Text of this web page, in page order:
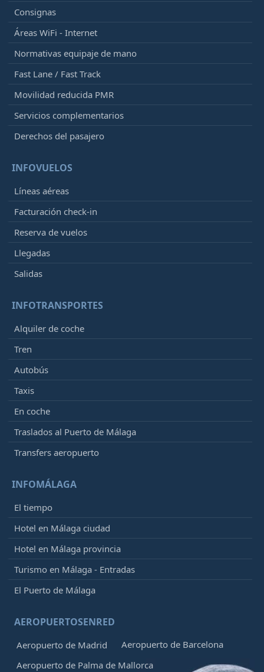
Consignas
Áreas WiFi - Internet
Normativas equipaje de mano
Fast Lane / Fast Track
Movilidad reducida PMR
Servicios complementarios
Derechos del pasajero
INFOVUELOS
Líneas aéreas
Facturación check-in
Reserva de vuelos
Llegadas
Salidas
INFOTRANSPORTES
Alquiler de coche
Tren
Autobús
Taxis
En coche
Traslados al Puerto de Málaga
Transfers aeropuerto
INFOMÁLAGA
El tiempo
Hotel en Málaga ciudad
Hotel en Málaga provincia
Turismo en Málaga - Entradas
El Puerto de Málaga
AEROPUERTOSENRED
Aeropuerto de Madrid
Aeropuerto de Barcelona
Aeropuerto de Palma de Mallorca